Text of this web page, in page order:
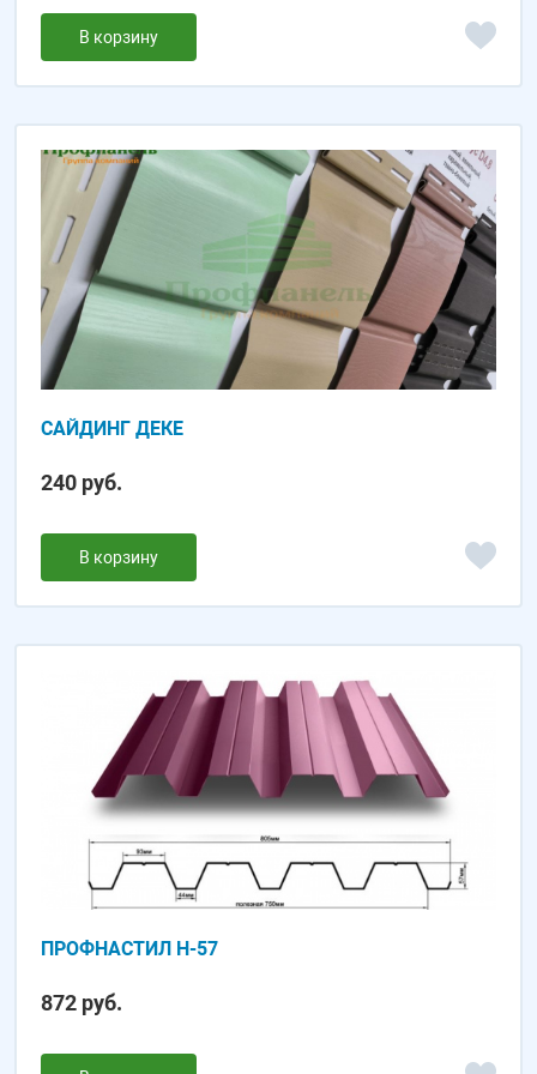
В корзину
САЙДИНГ ДЕКЕ
240 руб.
В корзину
ПРОФНАСТИЛ Н-57
872 руб.